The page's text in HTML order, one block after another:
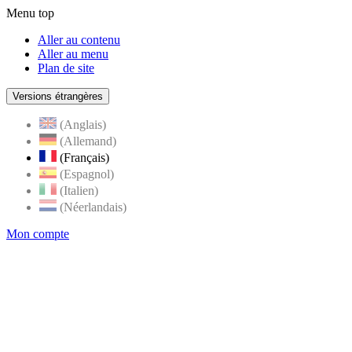
Menu top
Aller au contenu
Aller au menu
Plan de site
Versions étrangères
(Anglais)
(Allemand)
(Français)
(Espagnol)
(Italien)
(Néerlandais)
Mon compte